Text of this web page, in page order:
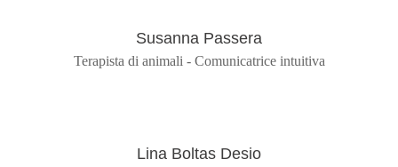
Susanna Passera
Terapista di animali - Comunicatrice intuitiva
Lina Boltas Desio